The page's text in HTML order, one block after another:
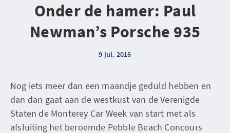
Onder de hamer: Paul
Newman’s Porsche 935
9 jul. 2016
Nog iets meer dan een maandje geduld hebben en
dan dan gaat aan de westkust van de Verenigde
Staten de Monterey Car Week van start met als
afsluiting het beroemde Pebble Beach Concours